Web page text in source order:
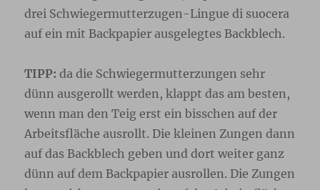
drei Schwiegermutterzugen-Lingue di suocera
auf ein mit Backpapier ausgelegtes Backblech.
TIPP:da die Schwiegermutterzungen sehr
dünn ausgerollt werden, klappt das am besten,
wenn man den Teig erst ein bisschen auf der
Arbeitsfläche ausrollt. Die kleinen Zungen dann
auf das Backblech geben und dort weiter ganz
dünn auf dem Backpapier ausrollen. Die Zungen